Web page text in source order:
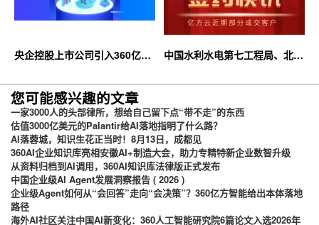
央企控股上市公司引入360亿方
台
中国水利水电第七工程局、北京
您可能感兴趣的文章
一家3000人的头部律所，想给自己留下点“带不走”的东西
估值3000亿美元的Palantir给AI落地指明了什么路？
AI落蓉城，知识生花正当时！8月13日，成都见
360AI企业知识库亮相安徽AI+制造大会，助力专精特新企业数智升级
从资料归档到AI调用，360AI知识库法律版正式发布
中国企业级AI Agent发展洞察报告 ( 2026 )
企业级Agent如何从“会回答”走向“会决策”？360亿方智能给出本体落地
路径
海外AI社区关注中国AI新变化：360人工智能研究院6篇论文入选2026年